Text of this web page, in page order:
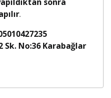
.
- 05010427235
No:36 Karabağlar